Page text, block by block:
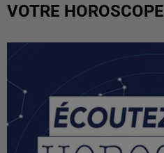
VOTRE HOROSCOPE